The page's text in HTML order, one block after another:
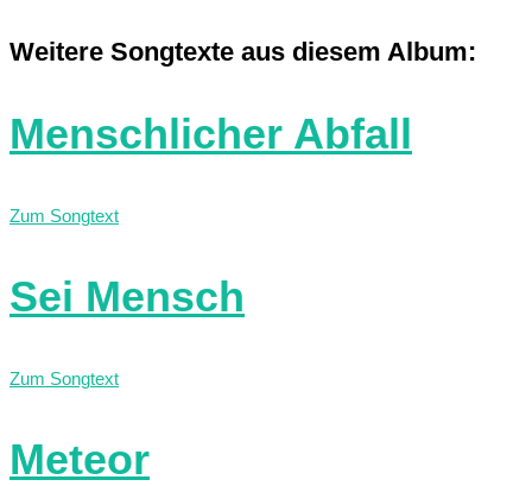
Weitere Songtexte aus diesem Album:
Menschlicher Abfall
Zum Songtext
Sei Mensch
Zum Songtext
Meteor